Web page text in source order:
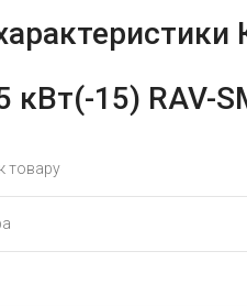
кВт(-15) RAV-
товару